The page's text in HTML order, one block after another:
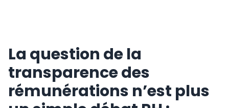
La question de la
transparence des
rémunérations n’est plus